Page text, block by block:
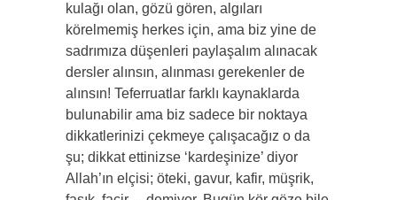
kulağı olan, gözü gören, algıları
körelmemiş herkes için, ama biz yine de
sadrımıza düşenleri paylaşalım alınacak
dersler alınsın, alınması gerekenler de
alınsın! Teferruatlar farklı kaynaklarda
bulunabilir ama biz sadece bir noktaya
dikkatlerinizi çekmeye çalışacağız o da
şu; dikkat ettinizse ‘kardeşinize’ diyor
Allah’ın elçisi; öteki, gavur, kafir, müşrik,